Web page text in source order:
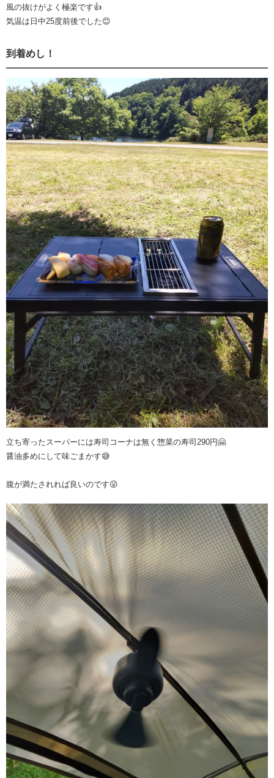
風の抜けがよく極楽です👍
気温は日中25度前後でした😊
到着めし！
立ち寄ったスーパーには寿司コーナは無く惣菜の寿司290円🤗
醤油多めにして味ごまかす😅
腹が満たされれば良いのです😜